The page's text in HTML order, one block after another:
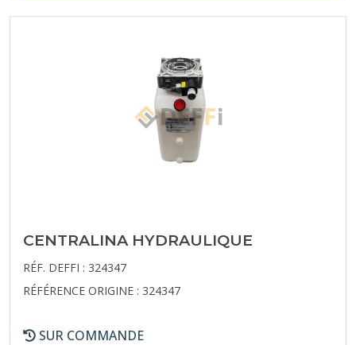
CENTRALINA HYDRAULIQUE
RÉF. DEFFI : 324347
RÉFÉRENCE ORIGINE : 324347
SUR COMMANDE